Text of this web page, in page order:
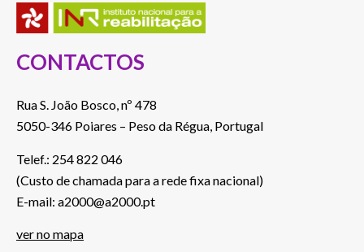
CONTACTOS
Rua S. João Bosco, nº 478
5050-346 Poiares – Peso da Régua, Portugal
Telef.: 254 822 046
(Custo de chamada para a rede fixa nacional)
E-mail: a2000@a2000.pt
ver no mapa